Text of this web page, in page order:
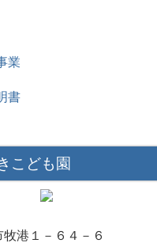
業
書
こども園
港１－６４－６